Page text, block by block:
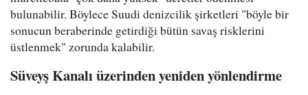
bulunabilir. Böylece Suudi denizcilik şirketleri "böyle bir
sonucun beraberinde getirdiği bütün savaş risklerini
üstlenmek" zorunda kalabilir.
Süveyş Kanalı üzerinden yeniden yönlendirme